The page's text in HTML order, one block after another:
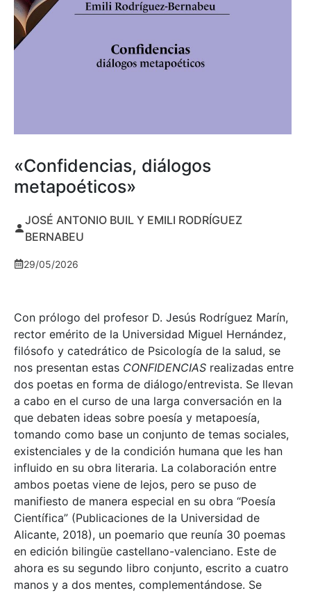
«Confidencias, diálogos
metapoéticos»
JOSÉ ANTONIO BUIL Y EMILI RODRÍGUEZ
BERNABEU
29/05/2026
Con prólogo del profesor D. Jesús Rodríguez Marín,
rector emérito de la Universidad Miguel Hernández,
filósofo y catedrático de Psicología de la salud, se
nos presentan estas CONFIDENCIAS realizadas entre
dos poetas en forma de diálogo/entrevista. Se llevan
a cabo en el curso de una larga conversación en la
que debaten ideas sobre poesía y metapoesía,
tomando como base un conjunto de temas sociales,
existenciales y de la condición humana que les han
influido en su obra literaria. La colaboración entre
ambos poetas viene de lejos, pero se puso de
manifiesto de manera especial en su obra “Poesía
Científica” (Publicaciones de la Universidad de
Alicante, 2018), un poemario que reunía 30 poemas
en edición bilingüe castellano-valenciano. Este de
ahora es su segundo libro conjunto, escrito a cuatro
manos y a dos mentes, complementándose. Se